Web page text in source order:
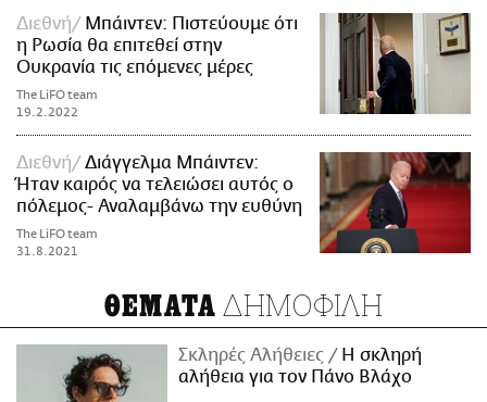
Διεθνή
Μπάιντεν: Πιστεύουμε ότι
η Ρωσία θα επιτεθεί στην
Ουκρανία τις επόμενες μέρες
The LiFO team
19.2.2022
Διεθνή
Διάγγελμα Μπάιντεν:
Ήταν καιρός να τελειώσει αυτός ο
πόλεμος- Αναλαμβάνω την ευθύνη
The LiFO team
31.8.2021
ΘΕΜΑΤΑ ΔΗΜΟΦΙΛΗ
Σκληρές Αλήθειες
H σκληρή
αλήθεια για τον Πάνο Βλάχο